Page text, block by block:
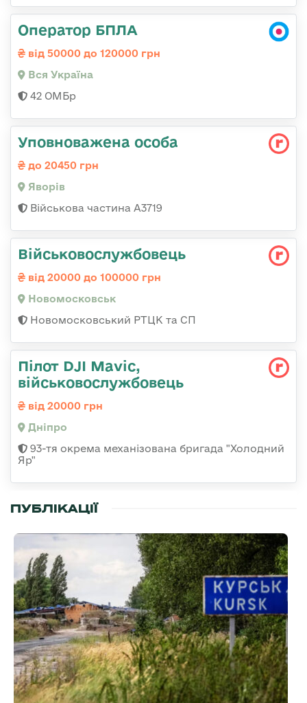
Оператор БПЛА
від 50000 до 120000 грн
Вся Україна
42 ОМБр
Уповноважена особа
до 20450 грн
Яворів
Військова частина А3719
Військовослужбовець
від 20000 до 100000 грн
Новомосковськ
Новомосковський РТЦК та СП
Пілот DJI Mavic,
військовослужбовець
від 20000 грн
Дніпро
93-тя окрема механізована бригада "Холодний
Яр"
ПУБЛІКАЦІЇ